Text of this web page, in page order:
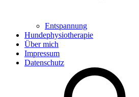
Entspannung
Hundephysiotherapie
Über mich
Impressum
Datenschutz